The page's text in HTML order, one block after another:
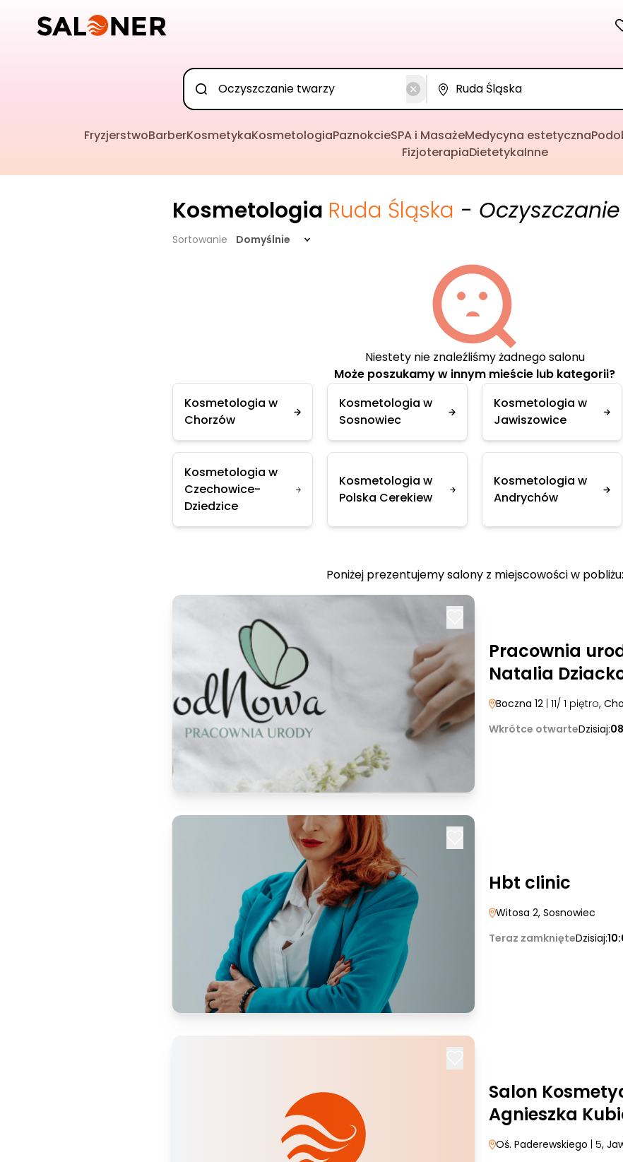
FryzjerstwoBarberKosmetykaKosmetologiaPaznokcieSPA i MasażeMedycyna estetyczna
FizjoterapiaDietetykaInne
Kosmetologia Ruda Śląska -
Sortowanie Domyślnie
Niestety nie znaleźliśmy żadnego salonu
Może poszukamy w innym mieście lub kategorii?
Kosmetologia w
Chorzów
Kosmetologia w
Sosnowiec
Kosmetologia w
Jawiszowice
Kosmetologia w
Czechowice-
Dziedzice
Kosmetologia w
Polska Cerekiew
Kosmetologia w
Andrychów
Poniżej prezentujemy salony z miejscowości w pobliżu:
Pracownia
Natalia
Boczna 12 | 11/ 1 piętro,
Wkrótce otwarteDzisiaj:
Hbt clinic
Witosa 2, Sosnowiec
Teraz zamknięteDzisiaj:
Salon
Agnieszka
Oś. Paderewskiego | 5,